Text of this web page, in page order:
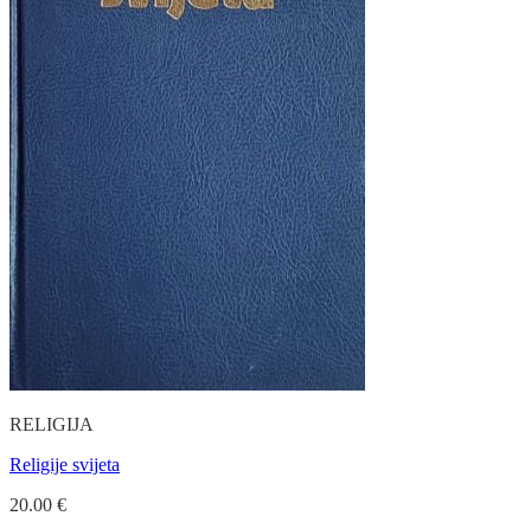
RELIGIJA
Religije svijeta
20.00 €